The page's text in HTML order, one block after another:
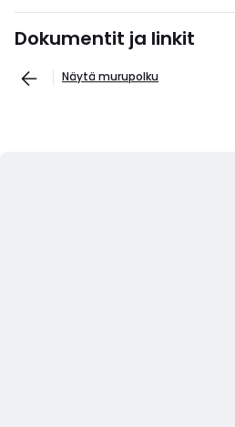
Dokumentit ja linkit
Näytä murupolku